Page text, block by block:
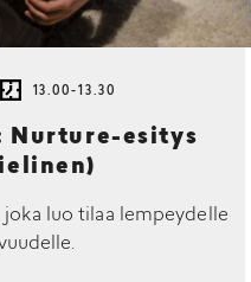
13.00-13.30
Nurture-esitys
joka luo tilaa lempeydelle